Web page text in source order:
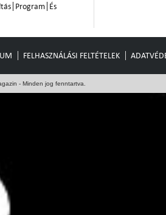
Program És
FELHASZNÁLÁSI FELTÉTELEK
- Minden jog fenntartva.